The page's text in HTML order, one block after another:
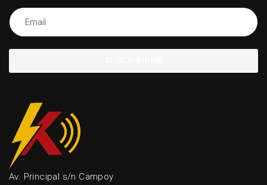
Av. Principal s/n Campoy